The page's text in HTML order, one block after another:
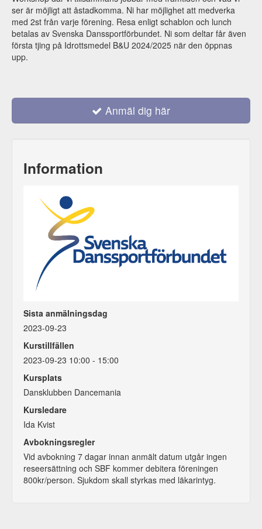
ser är möjligt att åstadkomma. Ni har möjlighet att medverka
med 2st från varje förening. Resa enligt schablon och lunch
betalas av Svenska Danssportförbundet. Ni som deltar får även
första tjing på Idrottsmedel B&U 2024/2025 när den öppnas
upp.
Anmäl dig här
Information
Sista anmälningsdag
2023-09-23
Kurstillfällen
2023-09-23 10:00 - 15:00
Kursplats
Dansklubben Dancemania
Kursledare
Ida Kvist
Avbokningsregler
Vid avbokning 7 dagar innan anmält datum utgår ingen
reseersättning och SBF kommer debitera föreningen
800kr/person. Sjukdom skall styrkas med läkarintyg.